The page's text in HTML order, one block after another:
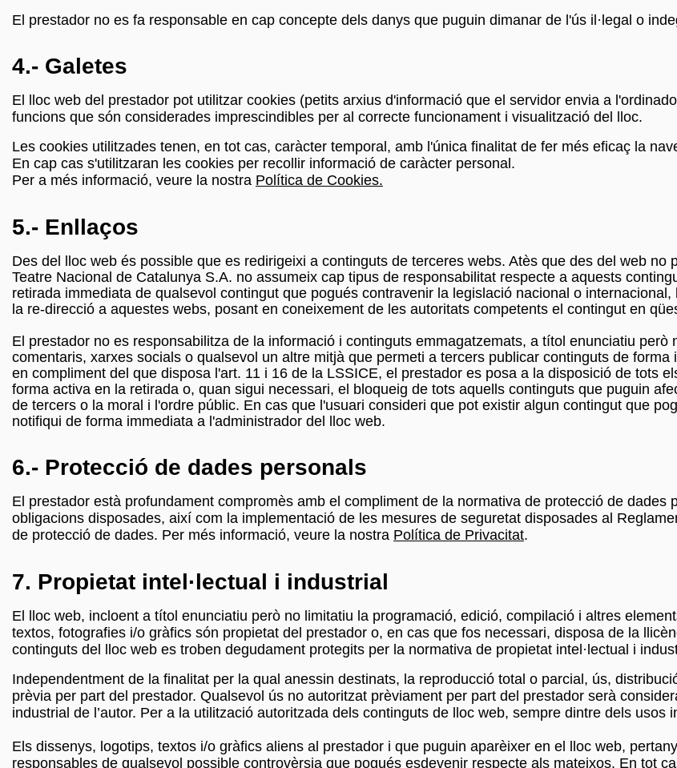
El prestador no es fa responsable en cap concepte dels danys que puguin dimanar de l'ús il·legal o
4.- Galetes
El lloc web del prestador pot utilitzar cookies (petits arxius d'informació que el servidor envia a
funcions que són considerades imprescindibles per al correcte funcionament i visualització del lloc.
Les cookies utilitzades tenen, en tot cas, caràcter temporal, amb l'única finalitat de fer més eficaç la
En cap cas s'utilitzaran les cookies per recollir informació de caràcter personal.
Per a més informació, veure la nostra Política de Cookies.
5.- Enllaços
Des del lloc web és possible que es redirigeixi a continguts de terceres webs. Atès que des del web
Teatre Nacional de Catalunya S.A. no assumeix cap tipus de responsabilitat respecte a aquests
retirada immediata de qualsevol contingut que pogués contravenir la legislació nacional o
la re-direcció a aquestes webs, posant en coneixement de les autoritats competents el contingut en
El prestador no es responsabilitza de la informació i continguts emmagatzemats, a títol enunciatiu
comentaris, xarxes socials o qualsevol un altre mitjà que permeti a tercers publicar continguts de
en compliment del que disposa l'art. 11 i 16 de la LSSICE, el prestador es posa a la disposició de tots
forma activa en la retirada o, quan sigui necessari, el bloqueig de tots aquells continguts que puguin
de tercers o la moral i l'ordre públic. En cas que l'usuari consideri que pot existir algun contingut que
notifiqui de forma immediata a l'administrador del lloc web.
6.- Protecció de dades personals
El prestador està profundament compromès amb el compliment de la normativa de protecció de
obligacions disposades, així com la implementació de les mesures de seguretat disposades al
de protecció de dades. Per més informació, veure la nostra Política de Privacitat.
7. Propietat intel·lectual i industrial
El lloc web, incloent a títol enunciatiu però no limitatiu la programació, edició, compilació i altres
textos, fotografies i/o gràfics són propietat del prestador o, en cas que fos necessari, disposa de la
continguts del lloc web es troben degudament protegits per la normativa de propietat intel·lectual i
Independentment de la finalitat per la qual anessin destinats, la reproducció total o parcial, ús,
prèvia per part del prestador. Qualsevol ús no autoritzat prèviament per part del prestador serà
industrial de l’autor. Per a la utilització autoritzada dels continguts de lloc web, sempre dintre dels usos
Els dissenys, logotips, textos i/o gràfics aliens al prestador i que puguin aparèixer en el lloc web,
responsables de qualsevol possible controvèrsia que pogués esdevenir respecte als mateixos. En tot